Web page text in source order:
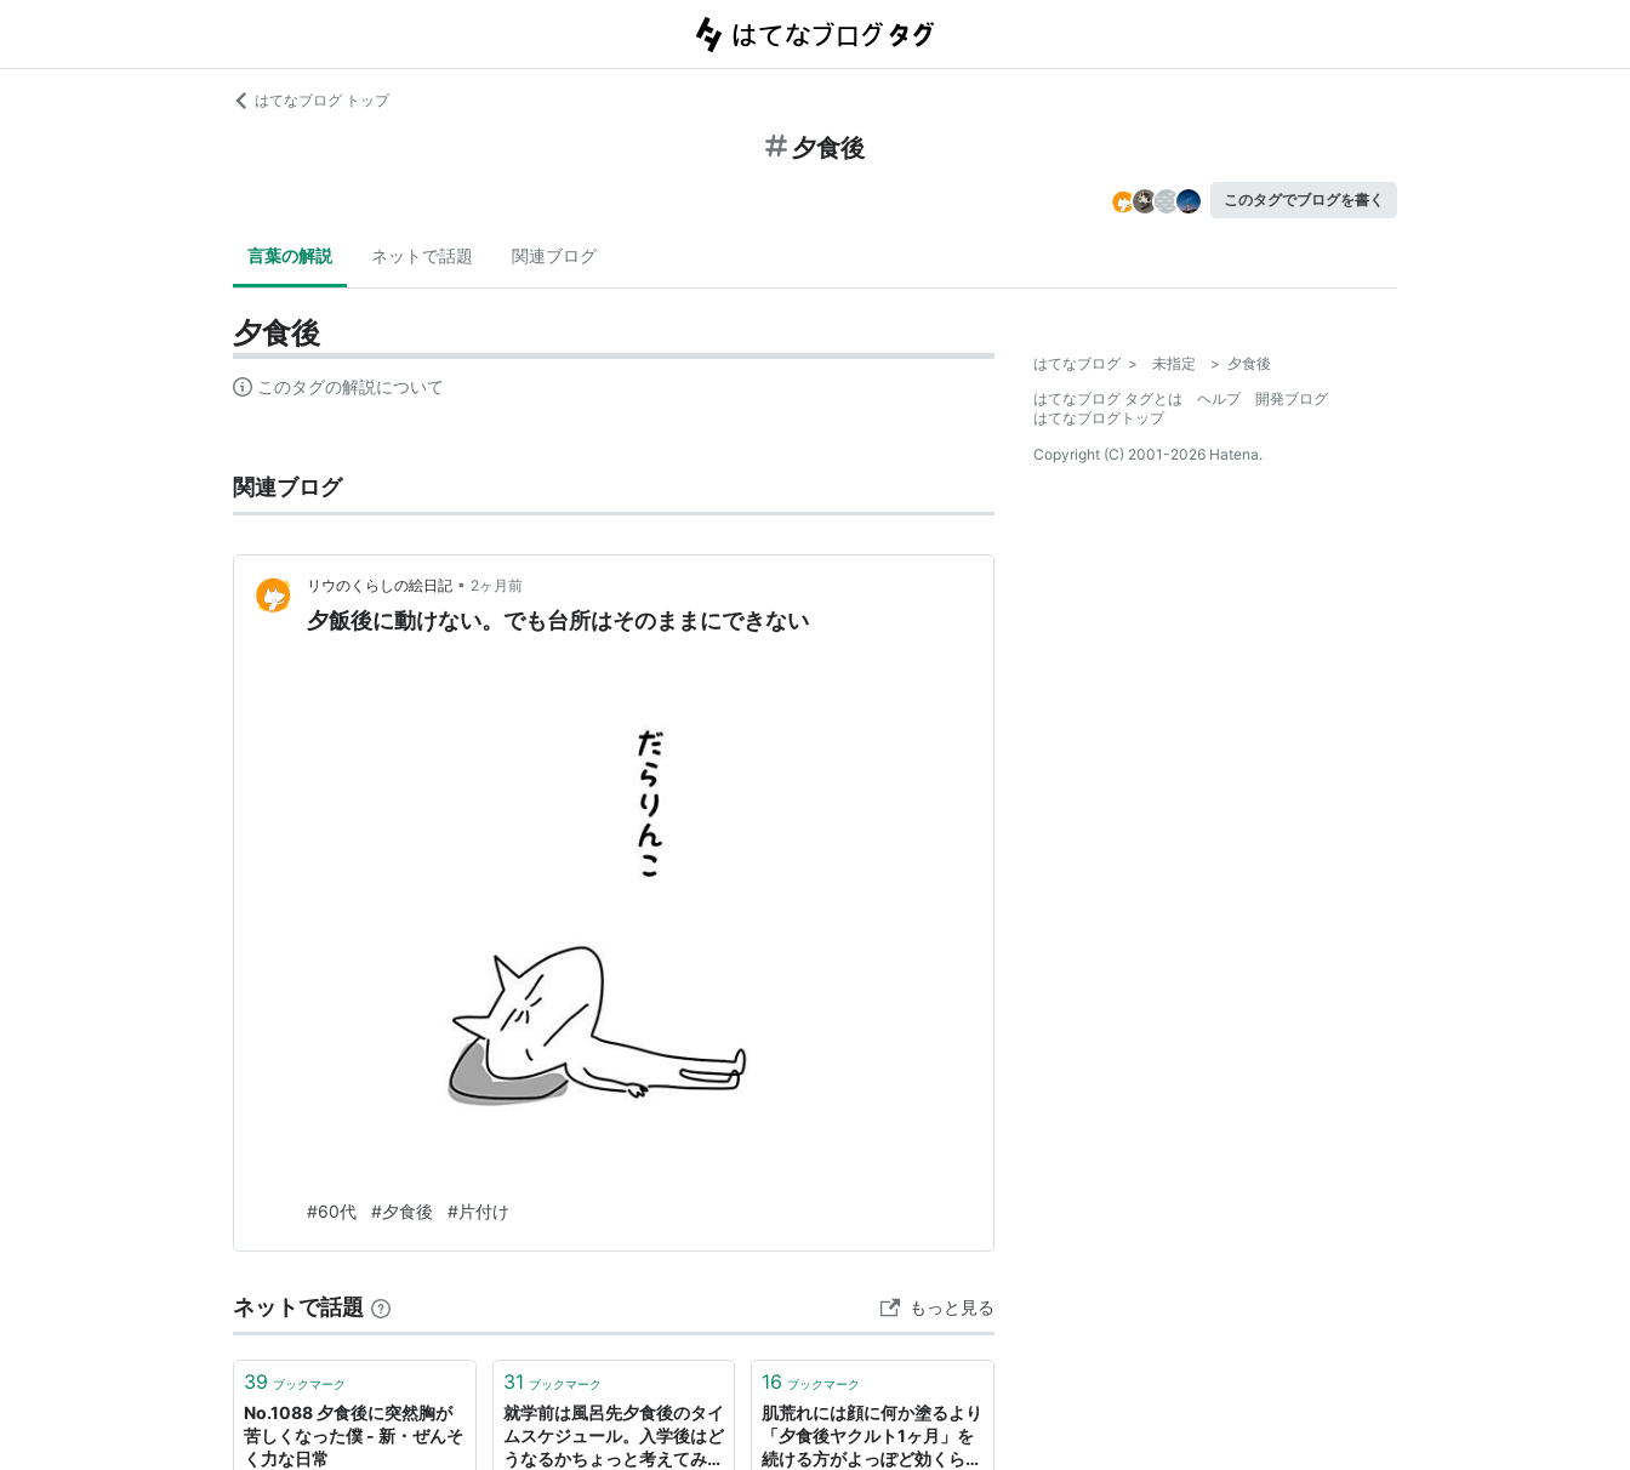
はてなブログ トップ
夕食後
このタグでブログを書く
言葉の解説 ネットで話題 関連ブログ
夕食後
このタグの解説について
関連ブログ
リウのくらしの絵日記 • 2ヶ月前
夕飯後に動けない。でも台所はそのままにできない
#60代 #夕食後 #片付け
ネットで話題 もっと見る
39 ブックマーク
No.1088 夕食後に突然胸が
苦しくなった僕 - 新・ぜんそ
く力な日常
31 ブックマーク
就学前は風呂先夕食後のタイ
ムスケジュール。入学後はど
うなるかちょっと考えてみよ
16 ブックマーク
肌荒れには顔に何か塗るより
「夕食後ヤクルト1ヶ月」を
続ける方がよっぽど効くらし
はてなブログ > 未指定 > 夕食後
はてなブログ タグとは
ヘルプ
開発ブログ
はてなブログトップ
Copyright (C) 2001-2026 Hatena.